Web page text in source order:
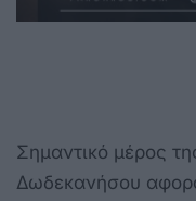
Σημαντικό μέρος
Δωδεκανήσου